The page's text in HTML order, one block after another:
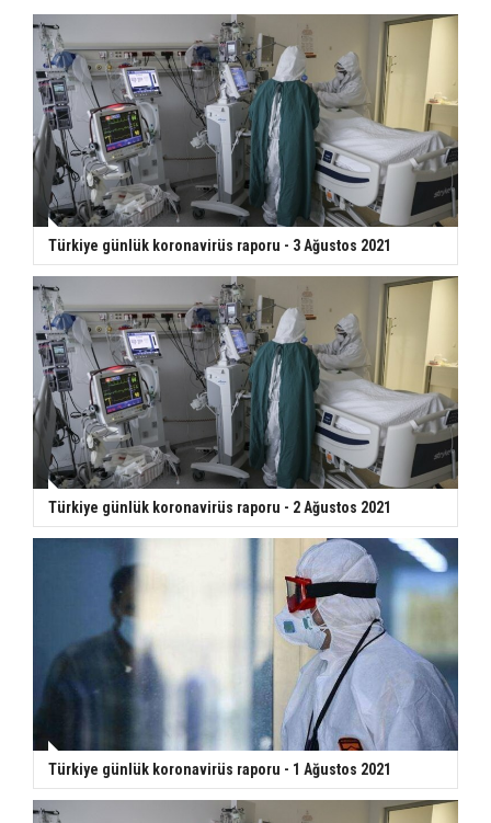
Türkiye günlük koronavirüs raporu - 3 Ağustos 2021
Türkiye günlük koronavirüs raporu - 2 Ağustos 2021
Türkiye günlük koronavirüs raporu - 1 Ağustos 2021